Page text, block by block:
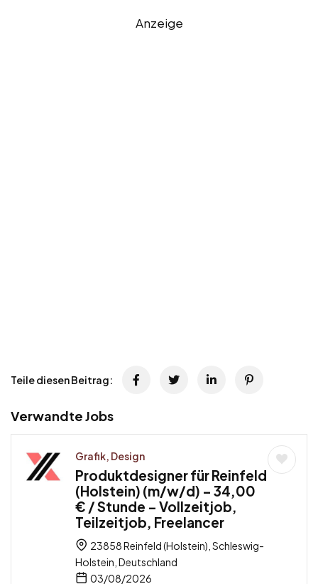
Anzeige
Teile diesen Beitrag:
Verwandte Jobs
Grafik, Design
Produktdesigner für Reinfeld
(Holstein) (m/w/d) – 34,00
€ / Stunde – Vollzeitjob,
Teilzeitjob, Freelancer
23858 Reinfeld (Holstein), Schleswig-
Holstein, Deutschland
03/08/2026